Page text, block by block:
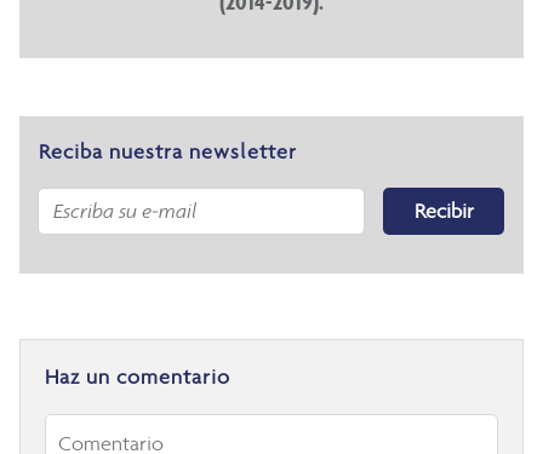
Reciba nuestra newsletter
Recibir
Haz un comentario